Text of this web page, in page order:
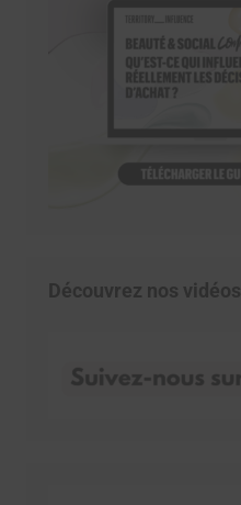
Découvrez nos vidéos